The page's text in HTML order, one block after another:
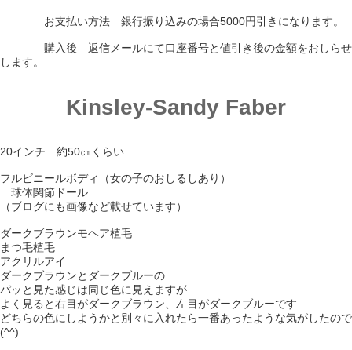
お支払い方法 銀行振り込みの場合5000円引きになります。
購入後 返信メールにて口座番号と値引き後の金額をおしらせ
します。
Kinsley-Sandy Faber
20インチ 約50㎝くらい
フルビニールボディ（女の子のおしるしあり）
球体関節ドール
（ブログにも画像など載せています）
ダークブラウンモヘア植毛
まつ毛植毛
アクリルアイ
ダークブラウンとダークブルーの
パッと見た感じは同じ色に見えますが
よく見ると右目がダークブラウン、左目がダークブルーです
どちらの色にしようかと別々に入れたら一番あったような気がしたので
(^^)